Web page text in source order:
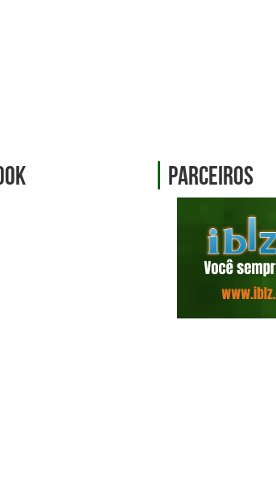
Parceiros